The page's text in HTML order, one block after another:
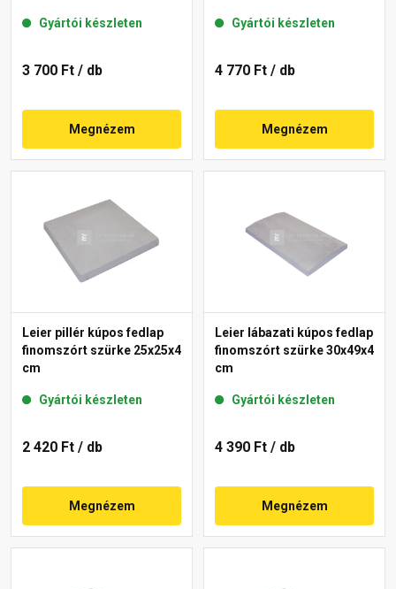
Gyártói készleten
3 700 Ft / db
Megnézem
Gyártói készleten
4 770 Ft / db
Megnézem
Leier pillér kúpos fedlap
finomszórt szürke 25x25x4
cm
Gyártói készleten
2 420 Ft / db
Megnézem
Leier lábazati kúpos fedlap
finomszórt szürke 30x49x4
cm
Gyártói készleten
4 390 Ft / db
Megnézem